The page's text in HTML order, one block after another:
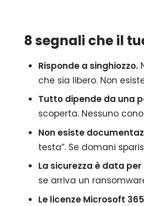
8 segnali che il
Risponde a singhiozzo.
che sia libero. Non
Tutto dipende da una
scoperta. Nessuno
Non esiste
testa”. Se domani
La sicurezza è data
se arriva un
Le licenze Microsoft